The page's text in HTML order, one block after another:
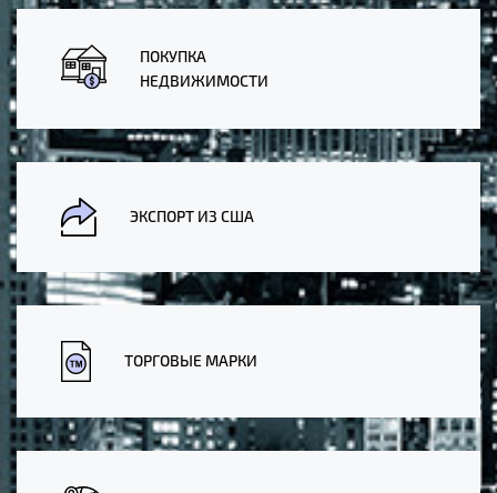
ПОКУПКА
НЕДВИЖИМОСТИ
ЭКСПОРТ ИЗ США
ТОРГОВЫЕ МАРКИ